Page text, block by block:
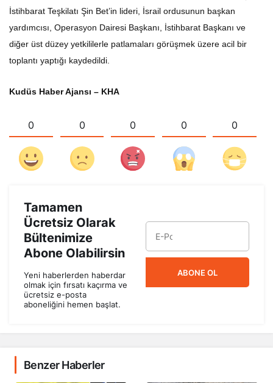
İstihbarat Teşkilatı Şin Bet’in lideri, İsrail ordusunun başkan
yardımcısı, Operasyon Dairesi Başkanı, İstihbarat Başkanı ve
diğer üst düzey yetkililerle patlamaları görüşmek üzere acil bir
toplantı yaptığı kaydedildi.
Kudüs Haber Ajansı – KHA
0 0 0 0 0
Tamamen
Ücretsiz Olarak
Bültenimize
Abone Olabilirsin
Yeni haberlerden haberdar
olmak için fırsatı kaçırma ve
ücretsiz e-posta
aboneliğini hemen başlat.
ABONE OL
Benzer Haberler